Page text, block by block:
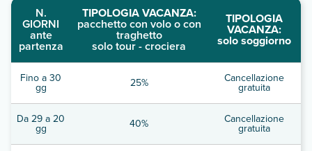
N.
GIORNI
ante
partenza
TIPOLOGIA VACANZA:
pacchetto con volo o con
traghetto
solo tour - crociera
TIPOLOGIA
VACANZA:
solo soggiorno
Fino a 30
gg 25% Cancellazione
gratuita
Da 29 a 20
gg 40% Cancellazione
gratuita